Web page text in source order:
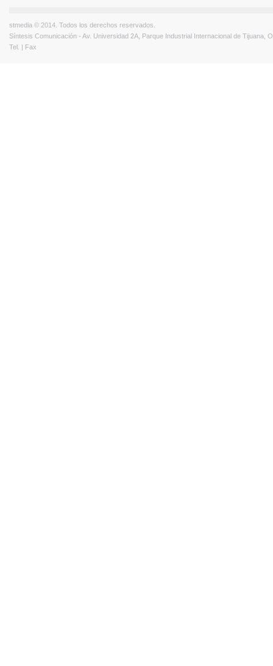
stmedia © 2014. Todos los derechos reservados.
Síntesis Comunicación - Av. Universidad 2A, Parque Industrial Internacional de Tijuana,
Tel. | Fax